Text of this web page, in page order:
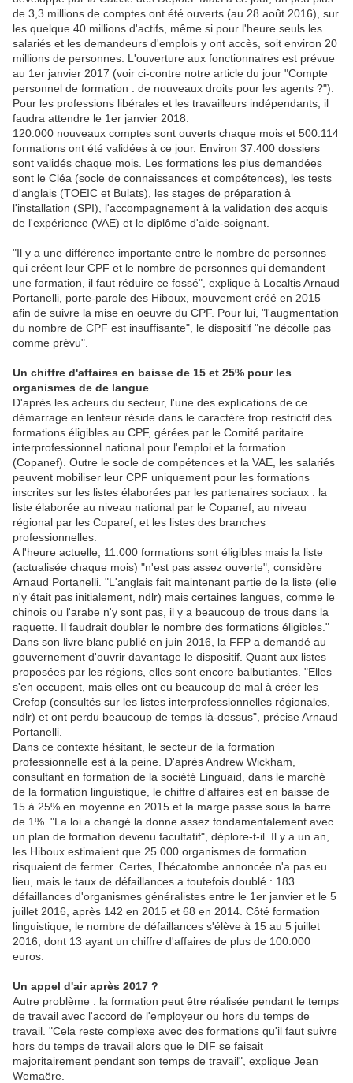
de 3,3 millions de comptes ont été ouverts (au 28 août 2016), sur
les quelque 40 millions d'actifs, même si pour l'heure seuls les
salariés et les demandeurs d'emplois y ont accès, soit environ 20
millions de personnes. L'ouverture aux fonctionnaires est prévue
au 1er janvier 2017 (voir ci-contre notre article du jour "Compte
personnel de formation : de nouveaux droits pour les agents ?").
Pour les professions libérales et les travailleurs indépendants, il
faudra attendre le 1er janvier 2018.
120.000 nouveaux comptes sont ouverts chaque mois et 500.114
formations ont été validées à ce jour. Environ 37.400 dossiers
sont validés chaque mois. Les formations les plus demandées
sont le Cléa (socle de connaissances et compétences), les tests
d'anglais (TOEIC et Bulats), les stages de préparation à
l'installation (SPI), l'accompagnement à la validation des acquis
de l'expérience (VAE) et le diplôme d'aide-soignant.
"Il y a une différence importante entre le nombre de personnes
qui créent leur CPF et le nombre de personnes qui demandent
une formation, il faut réduire ce fossé", explique à Localtis Arnaud
Portanelli, porte-parole des Hiboux, mouvement créé en 2015
afin de suivre la mise en oeuvre du CPF. Pour lui, "l'augmentation
du nombre de CPF est insuffisante", le dispositif "ne décolle pas
comme prévu".
Un chiffre d'affaires en baisse de 15 et 25% pour les
organismes de de langue
D'après les acteurs du secteur, l'une des explications de ce
démarrage en lenteur réside dans le caractère trop restrictif des
formations éligibles au CPF, gérées par le Comité paritaire
interprofessionnel national pour l'emploi et la formation
(Copanef). Outre le socle de compétences et la VAE, les salariés
peuvent mobiliser leur CPF uniquement pour les formations
inscrites sur les listes élaborées par les partenaires sociaux : la
liste élaborée au niveau national par le Copanef, au niveau
régional par les Coparef, et les listes des branches
professionnelles.
A l'heure actuelle, 11.000 formations sont éligibles mais la liste
(actualisée chaque mois) "n'est pas assez ouverte", considère
Arnaud Portanelli. "L'anglais fait maintenant partie de la liste (elle
n'y était pas initialement, ndlr) mais certaines langues, comme le
chinois ou l'arabe n'y sont pas, il y a beaucoup de trous dans la
raquette. Il faudrait doubler le nombre des formations éligibles."
Dans son livre blanc publié en juin 2016, la FFP a demandé au
gouvernement d'ouvrir davantage le dispositif. Quant aux listes
proposées par les régions, elles sont encore balbutiantes. "Elles
s'en occupent, mais elles ont eu beaucoup de mal à créer les
Crefop (consultés sur les listes interprofessionnelles régionales,
ndlr) et ont perdu beaucoup de temps là-dessus", précise Arnaud
Portanelli.
Dans ce contexte hésitant, le secteur de la formation
professionnelle est à la peine. D'après Andrew Wickham,
consultant en formation de la société Linguaid, dans le marché
de la formation linguistique, le chiffre d'affaires est en baisse de
15 à 25% en moyenne en 2015 et la marge passe sous la barre
de 1%. "La loi a changé la donne assez fondamentalement avec
un plan de formation devenu facultatif", déplore-t-il. Il y a un an,
les Hiboux estimaient que 25.000 organismes de formation
risquaient de fermer. Certes, l'hécatombe annoncée n'a pas eu
lieu, mais le taux de défaillances a toutefois doublé : 183
défaillances d'organismes généralistes entre le 1er janvier et le 5
juillet 2016, après 142 en 2015 et 68 en 2014. Côté formation
linguistique, le nombre de défaillances s'élève à 15 au 5 juillet
2016, dont 13 ayant un chiffre d'affaires de plus de 100.000
euros.
Un appel d'air après 2017 ?
Autre problème : la formation peut être réalisée pendant le temps
de travail avec l'accord de l'employeur ou hors du temps de
travail. "Cela reste complexe avec des formations qu'il faut suivre
hors du temps de travail alors que le DIF se faisait
majoritairement pendant son temps de travail", explique Jean
Wemaëre.